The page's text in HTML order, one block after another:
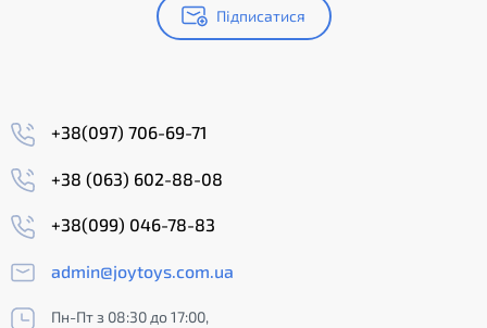
Підписатися
+38(097) 706-69-71
+38 (063) 602-88-08
+38(099) 046-78-83
admin@joytoys.com.ua
Пн-Пт з 08:30 до 17:00,